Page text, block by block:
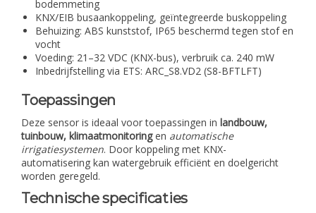
bodemmeting
KNX/EIB busaankoppeling, geïntegreerde buskoppeling
Behuizing: ABS kunststof, IP65 beschermd tegen stof en
vocht
Voeding: 21–32 VDC (KNX-bus), verbruik ca. 240 mW
Inbedrijfstelling via ETS: ARC_S8.VD2 (S8-BFTLFT)
Toepassingen
Deze sensor is ideaal voor toepassingen in landbouw,
tuinbouw, klimaatmonitoringen automatische
irrigatiesystemen. Door koppeling met KNX-
automatisering kan watergebruik efficiënt en doelgericht
worden geregeld.
Technische specificaties